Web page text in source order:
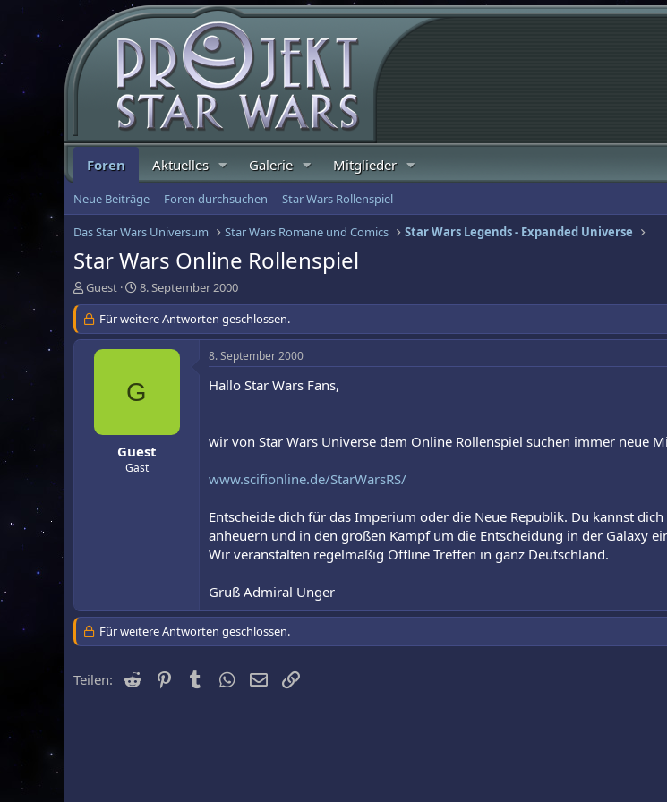
Foren Aktuelles Galerie Mitglieder
Neue Beiträge Foren durchsuchen Star Wars Rollenspiel
Das Star Wars Universum Star Wars Romane und Comics Star Wars Legends - Expanded Universe
Star Wars Online Rollenspiel
E
r
s
t
Guest
E
r
s
t
e
l
t
m
8. September 2000
Für weitere Antworten geschlossen.
G
Guest
Gast
8. September 2000
Hallo Star Wars Fans,
wir von Star Wars Universe dem Online Rollenspiel suchen immer neue
www.scifionline.de/StarWarsRS/
Entscheide dich für das Imperium oder die Neue Republik. Du kannst
anheuern und in den großen Kampf um die Entscheidung in der Galaxy
Wir veranstalten regelmäßig Offline Treffen in ganz Deutschland.
Gruß Admiral Unger
Für weitere Antworten geschlossen.
Teilen: Reddit PinterestTumblrWhatsApp
E-Mail